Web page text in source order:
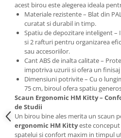
Masa si scaune gradinita
Seturi comode living si dormitor
acest birou este alegerea ideala
Materiale rezistente – Blat din
curatat si durabil in timp.
Spatiu de depozitare inteligent
si 2 rafturi pentru organizarea
sau accesoriilor.
Cant ABS de inalta calitate –
impotriva uzurii si ofera un
Dimensiuni potrivite – Cu o
75 cm, biroul ofera spatiu
Scaun Ergonomic HM Kitty –
de Studii
Un birou bine ales merita un scaun
ergonomic HM Kittyeste
spatelui si confort maxim in timpul